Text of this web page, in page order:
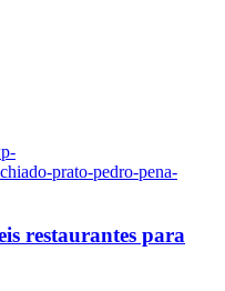
prato-pedro-pena-
restaurantes para